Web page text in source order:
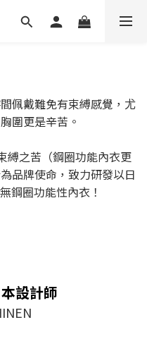
佩戴難免有束縛感覺，尤
圍更是辛苦。
縛之苦（鋼圈功能內衣更
品牌使命，致力研發以日
鋼圈功能性內衣！
設計師